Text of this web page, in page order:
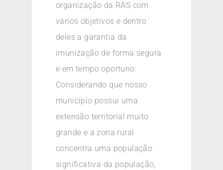
organização da RAS com
vários objetivos e dentro
deles a garantia da
imunização de forma segura
e em tempo oportuno.
Considerando que nosso
município possui uma
extensão territorial muito
grande e a zona rural
concentra uma população
significativa da população,